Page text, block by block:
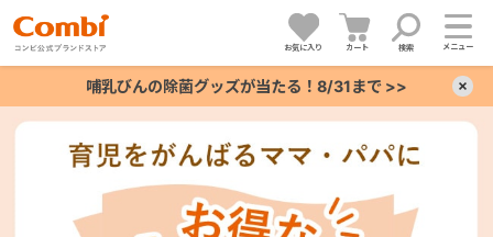
お気に入り カート 検索 メニュー
哺乳びんの除菌グッズが当たる！8/31まで >>